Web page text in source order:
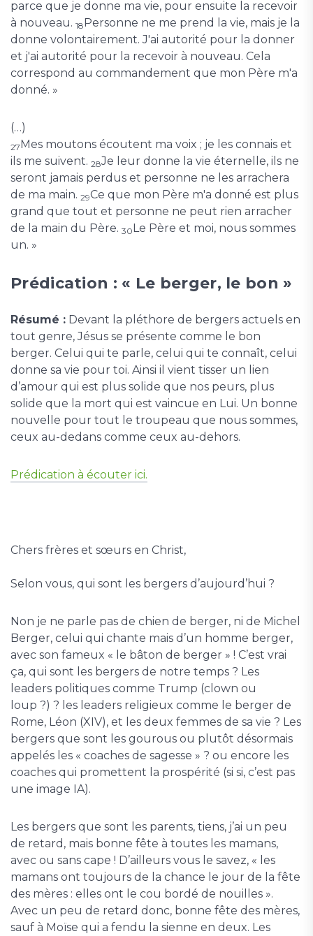
parce que je donne ma vie, pour ensuite la recevoir
à nouveau. 18Personne ne me prend la vie, mais je la
donne volontairement. J'ai autorité pour la donner
et j'ai autorité pour la recevoir à nouveau. Cela
correspond au commandement que mon Père m'a
donné. »
(…)
27Mes moutons écoutent ma voix ; je les connais et
ils me suivent. 28Je leur donne la vie éternelle, ils ne
seront jamais perdus et personne ne les arrachera
de ma main. 29Ce que mon Père m'a donné est plus
grand que tout et personne ne peut rien arracher
de la main du Père. 30Le Père et moi, nous sommes
un. »
Prédication : « Le berger, le bon »
Résumé : Devant la pléthore de bergers actuels en
tout genre, Jésus se présente comme le bon
berger. Celui qui te parle, celui qui te connaît, celui
donne sa vie pour toi. Ainsi il vient tisser un lien
d’amour qui est plus solide que nos peurs, plus
solide que la mort qui est vaincue en Lui. Un bonne
nouvelle pour tout le troupeau que nous sommes,
ceux au-dedans comme ceux au-dehors.
Prédication à écouter ici.
Chers frères et sœurs en Christ,
Selon vous, qui sont les bergers d’aujourd’hui ?
Non je ne parle pas de chien de berger, ni de Michel
Berger, celui qui chante mais d’un homme berger,
avec son fameux « le bâton de berger » ! C’est vrai
ça, qui sont les bergers de notre temps ? Les
leaders politiques comme Trump (clown ou
loup ?) ? les leaders religieux comme le berger de
Rome, Léon (XIV), et les deux femmes de sa vie ? Les
bergers que sont les gourous ou plutôt désormais
appelés les « coaches de sagesse » ? ou encore les
coaches qui promettent la prospérité (si si, c’est pas
une image IA).
Les bergers que sont les parents, tiens, j’ai un peu
de retard, mais bonne fête à toutes les mamans,
avec ou sans cape ! D’ailleurs vous le savez, « les
mamans ont toujours de la chance le jour de la fête
des mères : elles ont le cou bordé de nouilles ».
Avec un peu de retard donc, bonne fête des mères,
sauf à Moïse qui a fendu la sienne en deux. Les